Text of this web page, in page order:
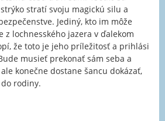
stratí svoju magickú silu a
Jediný, kto im môže
z lochnesského jazera v ďalekom
že toto je jeho príležitosť a prihlási
musieť prekonať sám seba a
konečne dostane šancu dokázať,
rodiny.